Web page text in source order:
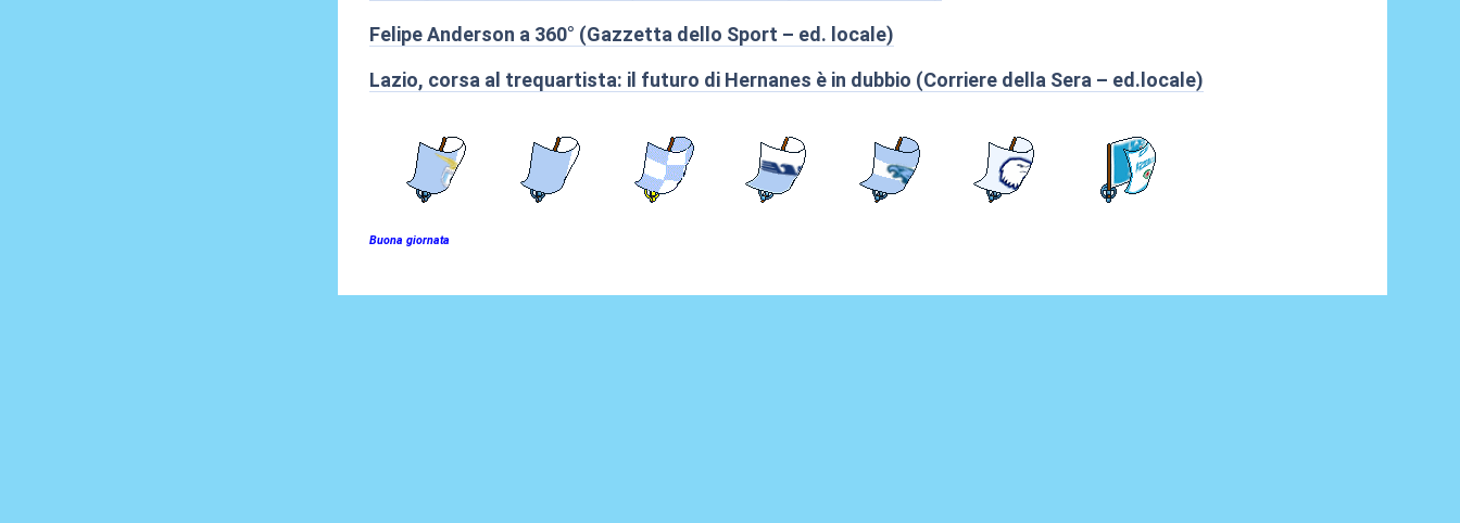
Felipe Anderson a 360° (Gazzetta dello Sport – ed. locale)
Lazio, corsa al trequartista: il futuro di Hernanes è in dubbio (Corriere della Sera – ed.locale)
Buona giornata